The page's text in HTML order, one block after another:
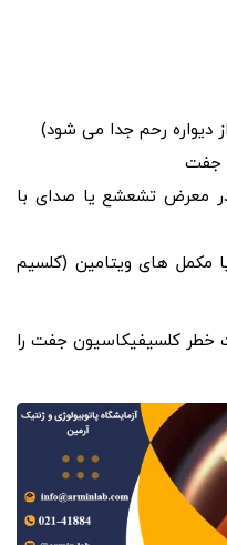
رحم جدا می شود)
جفت
معرض تشعشع یا صدای با
مکمل های ویتامین (کلسیم
خطر کلسیفیکاسیون جفت را